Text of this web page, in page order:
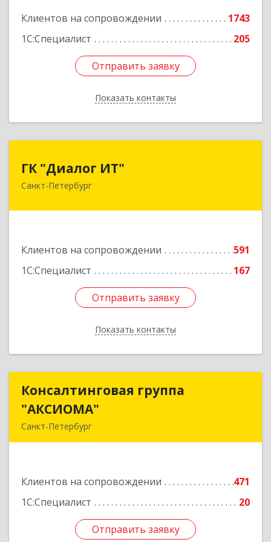
Клиентов на сопровождении
1743
1С:Специалист
205
Отправить заявку
Показать контакты
17часть, 44
Подробнее
Отправить заявку
Назад
ГК "Диалог ИТ"
Санкт-Петербург
Клиентов на сопровождении
591
1С:Специалист
167
Отправить заявку
Показать контакты
194100, Санкт-Петербург г, вн.тер.г.
Отправить заявку
Назад
Консалтинговая группа
"АКСИОМА"
Санкт-Петербург
Клиентов на сопровождении
471
1С:Специалист
20
Отправить заявку
Консалтинговая группа
Подробнее
Отправить заявку